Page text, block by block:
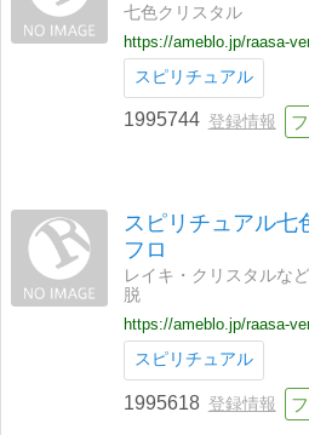
七色クリスタル
https://ameblo.jp/raasa-
スピリチュアル
1995744 登録情報
スピリチュアル七
フロ
レイキ・クリスタルな
脱
https://ameblo.jp/raasa-
スピリチュアル
1995618 登録情報